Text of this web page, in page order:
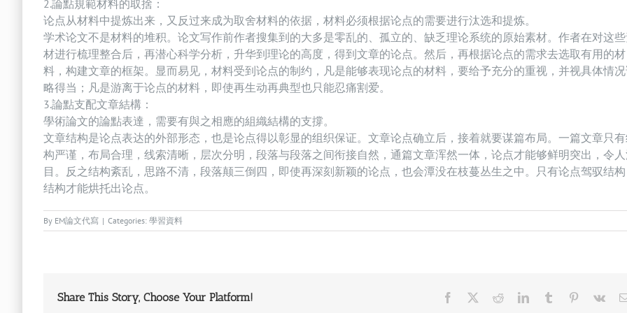
2.論點規範材料的取捨：
论点从材料中提炼出来，又反过来成为取舍材料的依据，材料必须根据论点的需要进行汰选和提炼。
学术论文不是材料的堆积。论文写作前作者搜集到的大多是零乱的、孤立的、缺乏理论系统的原始素材。作者在对这
材进行梳理整合后，再潜心科学分析，升华到理论的高度，得到文章的论点。然后，再根据论点的需求去选取有用的材
料，构建文章的框架。显而易见，材料受到论点的制约，凡是能够表现论点的材料，要给予充分的重视，并视具体情
略得当；凡是游离于论点的材料，即使再生动再典型也只能忍痛割爱。
3.論點支配文章結構：
學術論文的論點表達，需要有與之相應的組織結構的支撐。
文章结构是论点表达的外部形态，也是论点得以彰显的组织保证。文章论点确立后，接着就要谋篇布局。一篇文章只
构严谨，布局合理，线索清晰，层次分明，段落与段落之间衔接自然，通篇文章浑然一体，论点才能够鲜明突出，令
目。反之结构紊乱，思路不清，段落颠三倒四，即使再深刻新颖的论点，也会潭没在枝蔓丛生之中。只有论点驾驭结构
结构才能烘托出论点。
By EM論文代寫 | Categories: 學習資料
Share This Story, Choose Your Platform! Facebook RedditLinkedInTumblr Pinterest
Vk